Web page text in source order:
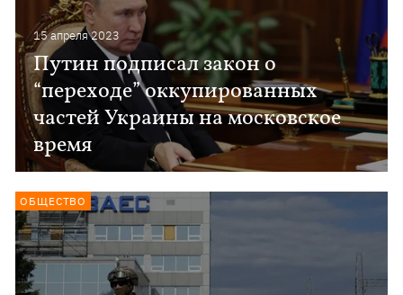
15 апреля 2023
Путин подписал закон о
“переходе” оккупированных
частей Украины на московское
время
ОБЩЕСТВО